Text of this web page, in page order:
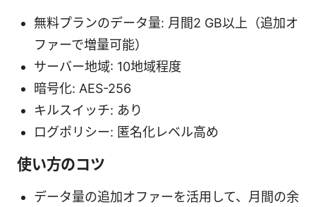
無料プランのデータ量: 月間2 GB以上（追加オ
ファーで増量可能）
サーバー地域: 10地域程度
暗号化: AES-256
キルスイッチ: あり
ログポリシー: 匿名化レベル高め
使い方のコツ
データ量の追加オファーを活用して、月間の余